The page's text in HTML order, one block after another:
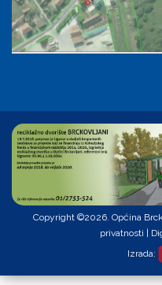
Copyright ©2026. Općina
privatnosti
Izrada: